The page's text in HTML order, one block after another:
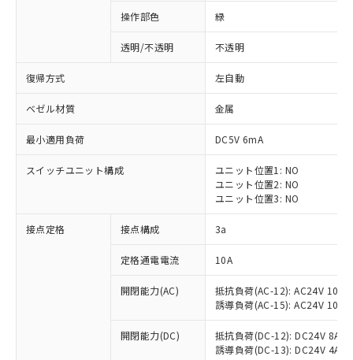
操作部色 緑
透明/不透明 不透明
復帰方式 左自動
ベゼル材質 金属
最小適用負荷 DC5V 6mA
スイッチユニット構成
ユニット位置1: NO
ユニット位置2: NO
ユニット位置3: NO
接点定格 接点構成 3a
定格通電電流 10A
開閉能力(AC)
抵抗負荷(AC-12): AC24V 10A/
誘導負荷(AC-15): AC24V
開閉能力(DC)
抵抗負荷(DC-12): DC24V 8A/
誘導負荷(DC-13): DC24V 4A/
ご利用条件
対応済み：EU RoHS指令（10物質）の
非含有に対応した製品が提供可能な商品で
有に対応した製品に切り替える予定のある